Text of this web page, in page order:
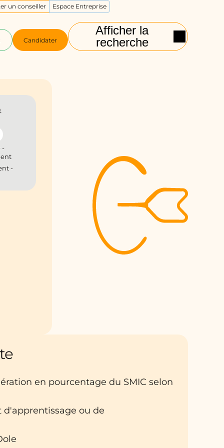
Afficher la
recherche
Candidater
un conseiller Espace Entreprise
-
-
en pourcentage du SMIC selon
d'apprentissage ou de